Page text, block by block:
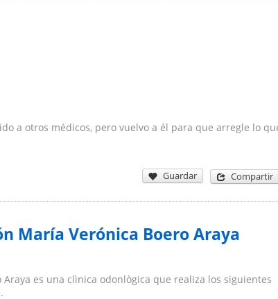
a otros médicos, pero vuelvo a él para que arregle lo
Guardar Compartir
María Verónica Boero Araya
es una clìnica odonlògica que realiza los siguientes